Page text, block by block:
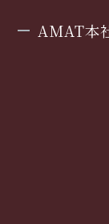
AMAT本